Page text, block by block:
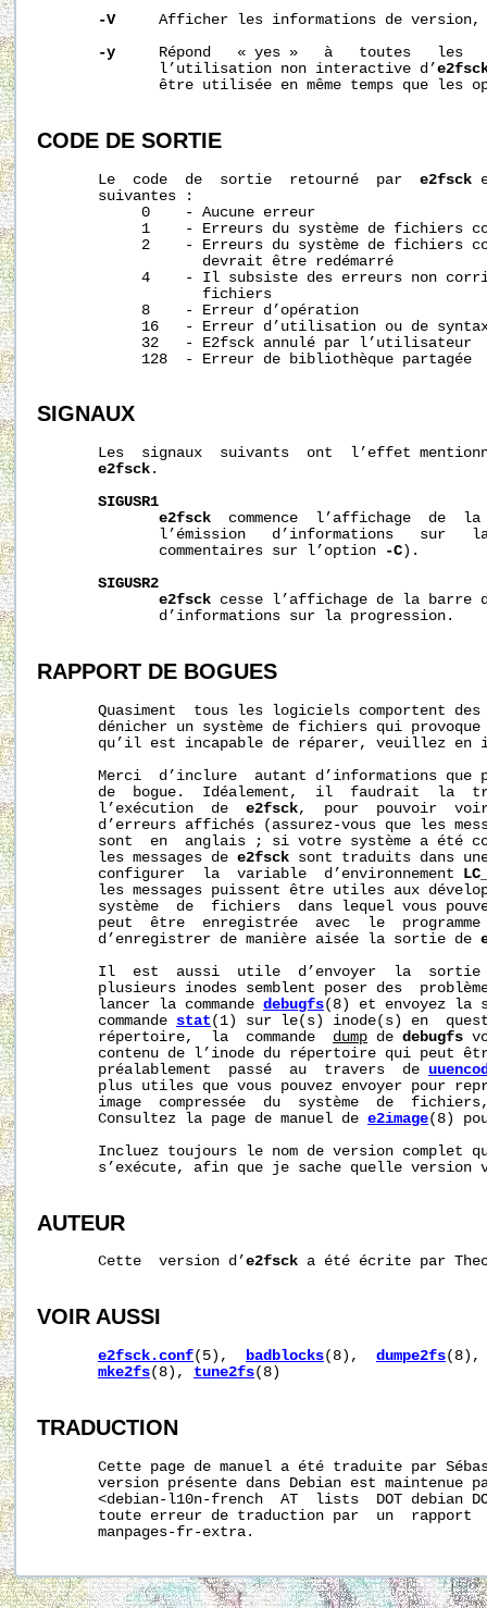
-V
Afficher les informations de version,
-y
Répond   « yes »   à   toutes   les
              l’utilisation non interactive d’
être utilisée en même temps que les
CODE DE SORTIE
       Le  code  de  sortie  retourné  par
e2fsck
       suivantes :
            0    - Aucune erreur
1    - Erreurs du système de fichiers
2    - Erreurs du système de fichiers
                   devrait être redémarré
4    - Il subsiste des erreurs non
                   fichiers
            8    - Erreur d’opération
16   - Erreur d’utilisation ou de
            32   - E2fsck annulé par l’utilisateur
            128  - Erreur de bibliothèque partagée
SIGNAUX
Les  signaux  suivants  ont  l’effet
e2fsck .
SIGUSR1
e2fsck
commence  l’affichage  de
l’émission   d’informations   sur
              commentaires sur l’option
-C ).
SIGUSR2
e2fsck cesse l’affichage de la barre
              d’informations sur la progression.
RAPPORT DE BOGUES
Quasiment  tous les logiciels comportent
dénicher un système de fichiers qui
qu’il est incapable de réparer, veuillez en
Merci  d’inclure  autant d’informations que
de  bogue.  Idéalement,  il  faudrait  la
       l’exécution  de
e2fsck,  pour  pouvoir  voir
d’erreurs affichés (assurez-vous que les
sont  en  anglais ; si votre système a été
       les messages de
e2fsck sont traduits dans
       configurer  la  variable  d’environnement
les messages puissent être utiles aux
système  de  fichiers  dans lequel vous
peut  être  enregistrée  avec  le
       d’enregistrer de manière aisée la sortie de
Il  est  aussi  utile  d’envoyer  la
plusieurs inodes semblent poser des
       lancer la commande
debugfs(8) et envoyez la
       commande
stat (1) sur le(s) inode(s) en
       répertoire,  la  commande
dump de debugfs
contenu de l’inode du répertoire qui peut
       préalablement  passé  au  travers  de
plus utiles que vous pouvez envoyer pour
image  compressée  du  système  de
       Consultez la page de manuel de
e2image(8)
Incluez toujours le nom de version complet
s’exécute, afin que je sache quelle version
AUTEUR
       Cette  version d’
e2fsck a été écrite par
VOIR AUSSI
e2fsck.conf(5), badblocks(8), dumpe2fs
mke2fs(8), tune2fs(8)
TRADUCTION
Cette page de manuel a été traduite par
version présente dans Debian est maintenue
<debian-l10n-french  AT  lists  DOT debian
toute erreur de traduction par  un  rapport